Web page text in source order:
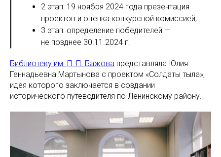
2 этап: 19 ноября 2024 года презентация
проектов и оценка конкурсной комиссией;
3 этап: определение победителей —
не позднее 30.11.2024 г.
Библиотеку им. П. П. Бажова представляла Юлия
Геннадьевна Мартынова с проектом «Солдаты тыла»,
идея которого заключается в создании
исторического путеводителя по Ленинскому району.